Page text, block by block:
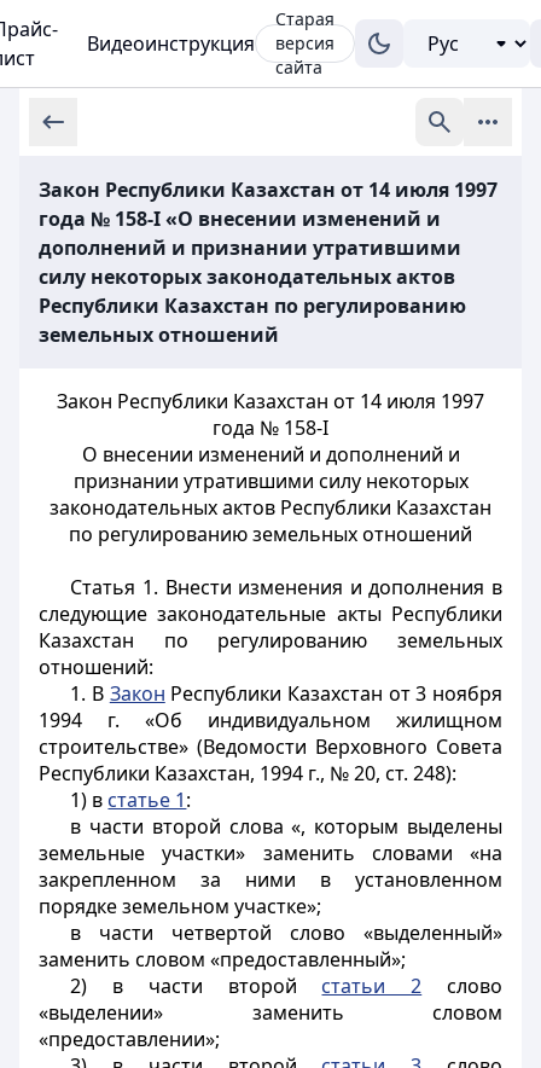
Видеоинструкция
Старая
версия
сайта
Закон Республики Казахстан от 14 июля 1997
года № 158-I «О внесении изменений и
дополнений и признании утратившими
силу некоторых законодательных актов
Республики Казахстан по регулированию
земельных отношений
Закон Республики Казахстан от 14 июля 1997
года № 158-I
О внесении изменений и дополнений и
признании утратившими силу некоторых
законодательных актов Республики Казахстан
по регулированию земельных отношений
Статья 1. Внести изменения и дополнения в
следующие законодательные акты Республики
Казахстан по регулированию земельных
отношений:
1. В Закон Республики Казахстан от 3 ноября
1994 г. «Об индивидуальном жилищном
строительстве» (Ведомости Верховного Совета
Республики Казахстан, 1994 г., № 20, ст. 248):
1) в статье 1:
в части второй слова «, которым выделены
земельные участки» заменить словами «на
закрепленном за ними в установленном
порядке земельном участке»;
в части четвертой слово «выделенный»
заменить словом «предоставленный»;
2) в части второй статьи 2 слово
«выделении» заменить словом
«предоставлении»;